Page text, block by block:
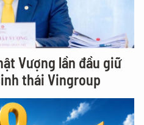
Vượng lần đầu giữ
thái Vingroup